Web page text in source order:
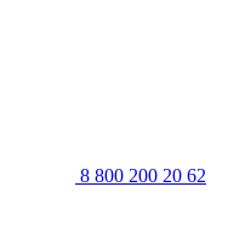
8 800 200 20 62